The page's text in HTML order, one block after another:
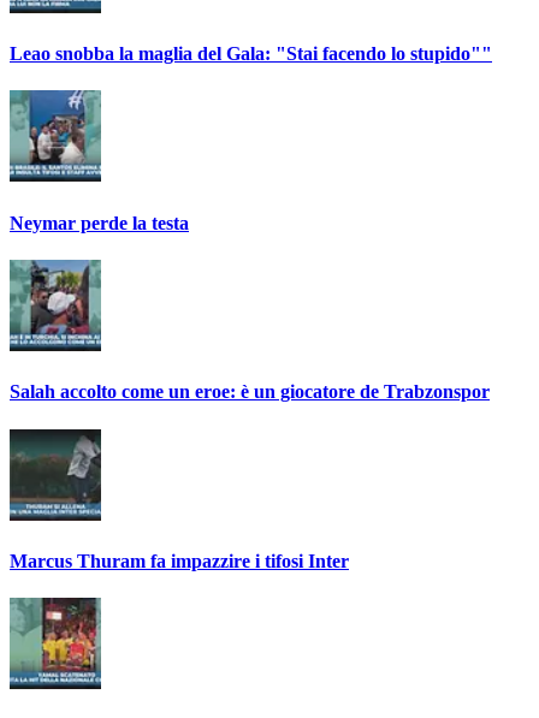
Leao snobba la maglia del Gala: "Stai facendo lo stupido""
Neymar perde la testa
Salah accolto come un eroe: è un giocatore de Trabzonspor
Marcus Thuram fa impazzire i tifosi Inter